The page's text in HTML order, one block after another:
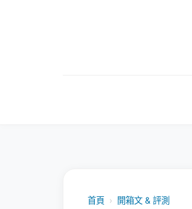
首頁 ›
開箱文 & 評測